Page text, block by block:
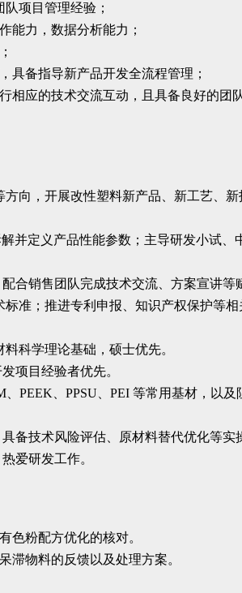
项目管理经验；
能力，数据分析能力；
具备指导新产品开发全流程管理；
应的技术交流互动，且具备良好的团
向，开展改性塑料新产品、新工艺、
并定义产品性能参数；主导研发小试
销售团队完成技术交流、方案宣讲
准；推进专利申报、知识产权保护等相
科学理论基础，硕士优先。
项目经验者优先。
PEEK、PPSU、PEI 等常用基材，以
备技术风险评估、原材料替代优化等实
爱研发工作。
色粉配方优化的核对。
滞物料的反馈以及处理方案。